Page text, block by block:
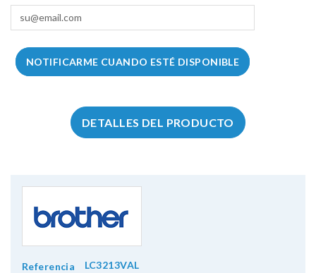
NOTIFICARME CUANDO ESTÉ DISPONIBLE
DETALLES DEL PRODUCTO
Referencia LC3213VAL